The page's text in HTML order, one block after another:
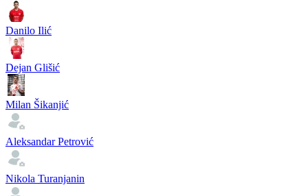
Danilo Ilić
Dejan Glišić
Milan Šikanjić
Aleksandar Petrović
Nikola Turanjanin